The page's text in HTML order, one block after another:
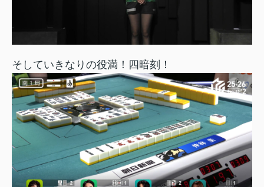
そしていきなりの役満！四暗刻！